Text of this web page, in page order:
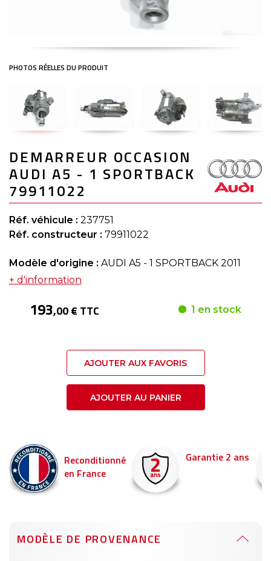
to
the
beginning
of
the
images
gallery
DEMARREUR OCCASION
AUDI A5 - 1 SPORTBACK
79911022
Réf. véhicule : 237751
Réf. constructeur : 79911022
Modèle d'origine : AUDI A5 - 1 SPORTBACK 2011
+ d'information
193,00 € TTC 1 en stock
AJOUTER AUX FAVORIS
AJOUTER AU PANIER
Garantie 2 ans Livraison en
pour être livré
MODÈLE DE PROVENANCE